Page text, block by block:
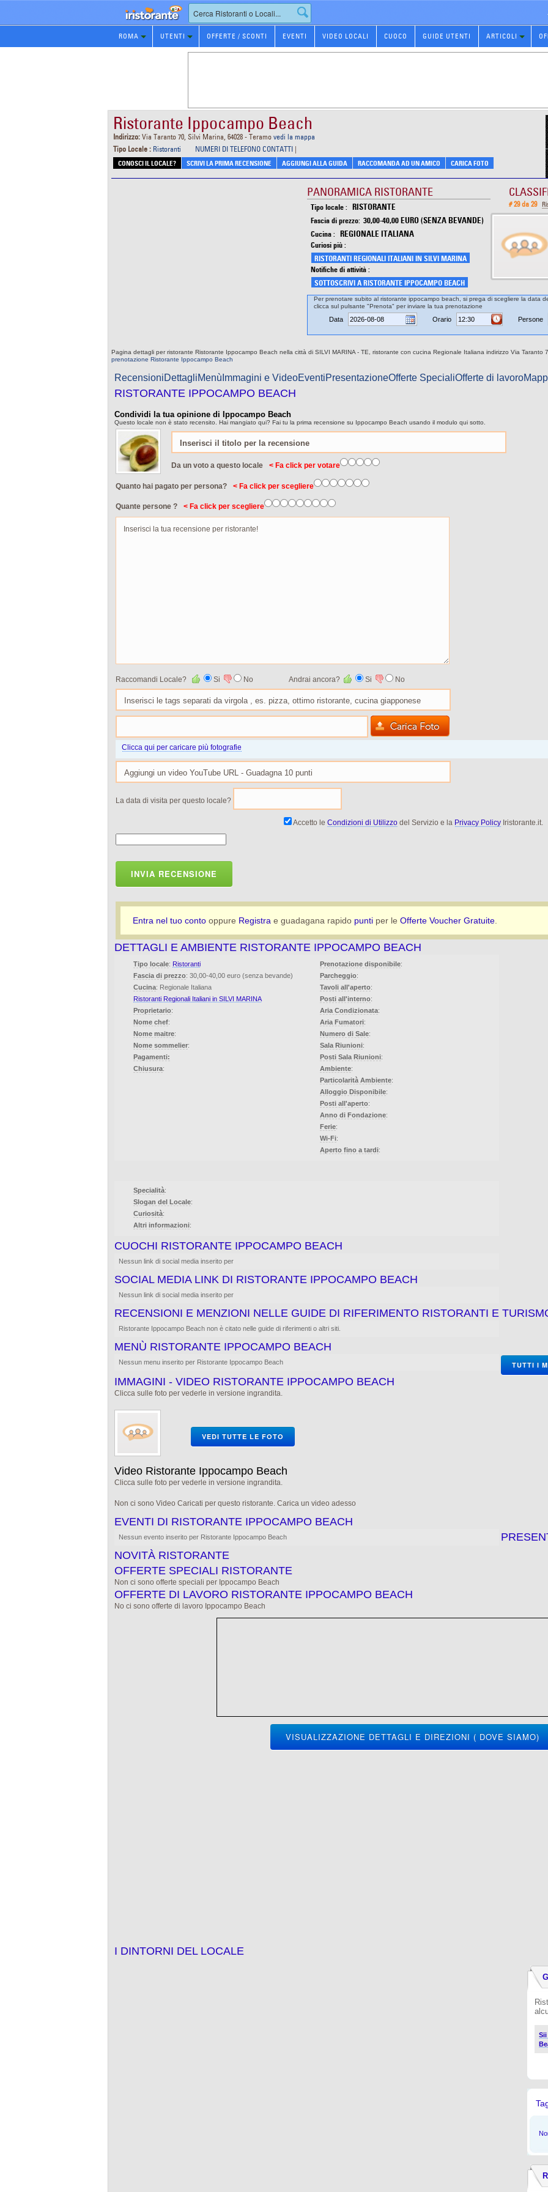
Prenotazione
Ristorante
ROMA UTENTI OFFERTE / SCONTI EVENTI VIDEO LOCALI CUOCO GUIDE UTENTI ARTICOLI
Ristorante Ippocampo Beach
Indirizzo: Via Taranto 70, Silvi Marina, 64028 - Teramo vedi la mappa
Tipo Locale : Ristoranti NUMERI DI TELEFONO CONTATTI |
CONOSCI IL LOCALE? SCRIVI LA PRIMA RECENSIONE AGGIUNGI ALLA GUIDA RACCOMANDA AD UN AMICO CARICA FOTO
PANORAMICA RISTORANTE
Tipo locale : RISTORANTE
Fascia di prezzo: 30,00-40,00 EURO (SENZA BEVANDE)
Cucina : REGIONALE ITALIANA
Curiosi più :
RISTORANTI REGIONALI ITALIANI IN SILVI MARINA
Notifiche di attività :
SOTTOSCRIVI A RISTORANTE IPPOCAMPO BEACH
# 29 da 29
Per prenotare subito al ristorante ippocampo beach, si prega di scegliere la data
clicca sul pulsante "Prenota" per inviare la tua prenotazione
Data Orario Persone
Pagina dettagli per ristorante Ristorante Ippocampo Beach nella città di SILVI MARINA - TE, ristorante con cucina Regionale Italiana indirizzo Via Taranto
prenotazione Ristorante Ippocampo Beach
RecensioniDettagliMenù Immagini e VideoEventiPresentazioneOfferte SpecialiOfferte di lavoro
RISTORANTE IPPOCAMPO BEACH
Condividi la tua opinione di Ippocampo Beach
Questo locale non è stato recensito. Hai mangiato qui? Fai tu la prima recensione su Ippocampo Beach usando il modulo qui sotto.
Da un voto a questo locale < Fa click per votare
Quanto hai pagato per persona? < Fa click per scegliere
Quante persone ? < Fa click per scegliere
Raccomandi Locale? Si No Andrai ancora? Si No
Clicca qui per caricare più fotografie
La data di visita per questo locale?
Accetto le Condizioni di Utilizzodel Servizio e la Privacy PolicyIristorante.it.
INVIA RECENSIONE
Entra nel tuo conto oppure Registra e guadagana rapido punti per le Offerte Voucher Gratuite
DETTAGLI E AMBIENTE RISTORANTE IPPOCAMPO BEACH
Tipo locale: Ristoranti
Fascia di prezzo: 30,00-40,00 euro (senza bevande)
Cucina: Regionale Italiana
Ristoranti Regionali Italiani in SILVI MARINA
Proprietario:
Nome chef:
Nome maitre:
Nome sommelier:
Pagamenti:
Chiusura:
Prenotazione disponibile:
Parcheggio:
Tavoli all'aperto:
Posti all'interno:
Aria Condizionata:
Aria Fumatori:
Numero di Sale:
Sala Riunioni:
Posti Sala Riunioni:
Ambiente:
Particolarità Ambiente:
Alloggio Disponibile:
Posti all'aperto:
Anno di Fondazione:
Ferie:
Wi-Fi:
Aperto fino a tardi:
Specialità:
Slogan del Locale:
Curiosità:
Altri informazioni:
CUOCHI RISTORANTE IPPOCAMPO BEACH
Nessun link di social media inserito per
SOCIAL MEDIA LINK DI RISTORANTE IPPOCAMPO BEACH
Nessun link di social media inserito per
RECENSIONI E MENZIONI NELLE GUIDE DI RIFERIMENTO RISTORANTI E
Ristorante Ippocampo Beach non è citato nelle guide di riferimenti o altri siti.
MENÙ RISTORANTE IPPOCAMPO BEACH
Nessun menu inserito per Ristorante Ippocampo Beach TUTTI I
IMMAGINI - VIDEO RISTORANTE IPPOCAMPO BEACH
Clicca sulle foto per vederle in versione ingrandita.
VEDI TUTTE LE FOTO
Video Ristorante Ippocampo Beach
Clicca sulle foto per vederle in versione ingrandita.
Non ci sono Video Caricati per questo ristorante. Carica un video adesso
EVENTI DI RISTORANTE IPPOCAMPO BEACH
Nessun evento inserito per Ristorante Ippocampo Beach
NOVITÀ RISTORANTE
OFFERTE SPECIALI RISTORANTE
Non ci sono offerte speciali per Ippocampo Beach
OFFERTE DI LAVORO RISTORANTE IPPOCAMPO BEACH
No ci sono offerte di lavoro Ippocampo Beach
VISUALIZZAZIONE DETTAGLI E DIREZIONI ( DOVE SIAMO)
I DINTORNI DEL LOCALE